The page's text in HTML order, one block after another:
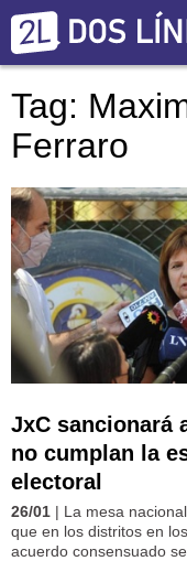
Tag:
Ferraro
JxC sancionará
no cumplan la
electoral
26/01 | La mesa
que en los distritos en
acuerdo consensuado